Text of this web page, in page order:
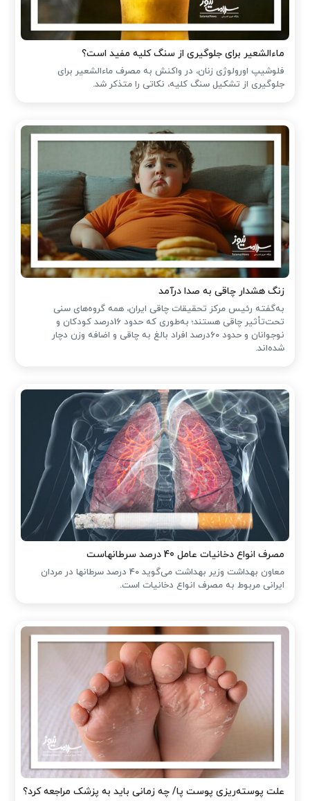
ماءالشعیر برای جلوگیری از سنگ کلیه مفید است؟
فلوشیپ اورولوژی زنان، در واکنش به مصرف ماءالشعیر برای
جلوگیری از تشکیل سنگ کلیه، نکاتی را متذکر شد.
زنگ هشدار چاقی به صدا درآمد
به‌گفته رئیس مرکز تحقیقات چاقی ایران، همه گروه‌های سنی
تحت‌تأثیر چاقی هستند؛ به‌طوری که حدود 16درصد کودکان و
نوجوانان و حدود 60درصد افراد بالغ به چاقی و اضافه وزن دچار
شده‌اند.
مصرف انواع دخانیات عامل 40 درصد سرطانهاست
معاون بهداشت وزیر بهداشت می‌گوید 40 درصد سرطانها در مردان
ایرانی مربوط به مصرف انواع دخانیات است.
علت پوسته‌ریزی پوست پا/ چه زمانی باید به پزشک مراجعه کرد؟